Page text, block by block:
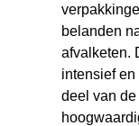
belanden
afvalketen.
intensief
deel van